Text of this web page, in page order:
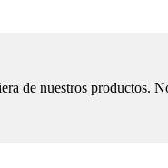
de nuestros productos.